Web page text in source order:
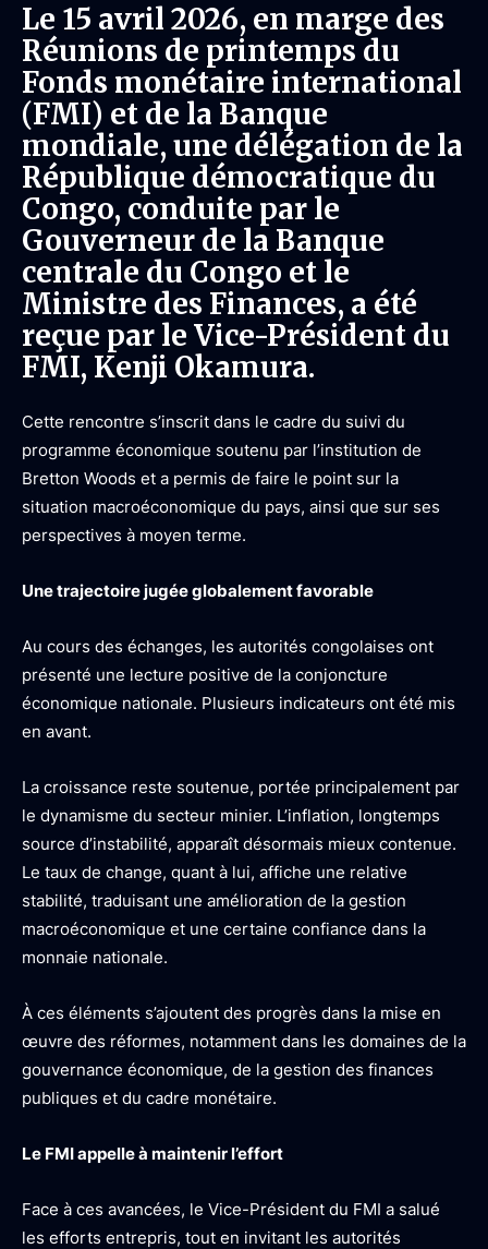
Le 15 avril 2026, en marge des
Réunions de printemps du
Fonds monétaire international
(FMI) et de la Banque
mondiale, une délégation de la
République démocratique du
Congo, conduite par le
Gouverneur de la Banque
centrale du Congo et le
Ministre des Finances, a été
reçue par le Vice-Président du
FMI, Kenji Okamura.
Cette rencontre s’inscrit dans le cadre du suivi du
programme économique soutenu par l’institution de
Bretton Woods et a permis de faire le point sur la
situation macroéconomique du pays, ainsi que sur ses
perspectives à moyen terme.
Une trajectoire jugée globalement favorable
Au cours des échanges, les autorités congolaises ont
présenté une lecture positive de la conjoncture
économique nationale. Plusieurs indicateurs ont été mis
en avant.
La croissance reste soutenue, portée principalement par
le dynamisme du secteur minier. L’inflation, longtemps
source d’instabilité, apparaît désormais mieux contenue.
Le taux de change, quant à lui, affiche une relative
stabilité, traduisant une amélioration de la gestion
macroéconomique et une certaine confiance dans la
monnaie nationale.
À ces éléments s’ajoutent des progrès dans la mise en
œuvre des réformes, notamment dans les domaines de la
gouvernance économique, de la gestion des finances
publiques et du cadre monétaire.
Le FMI appelle à maintenir l’effort
Face à ces avancées, le Vice-Président du FMI a salué
les efforts entrepris, tout en invitant les autorités